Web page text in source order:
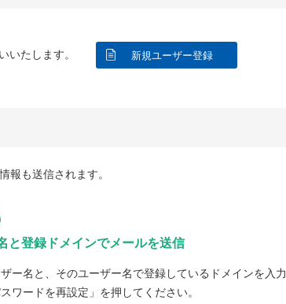
いたします。 新規ユーザー登録
報も送信されます。
と登録ドメインでメールを送信
ー名と、そのユーザー名で登録しているドメインを入力
ワードを再設定」を押してください。